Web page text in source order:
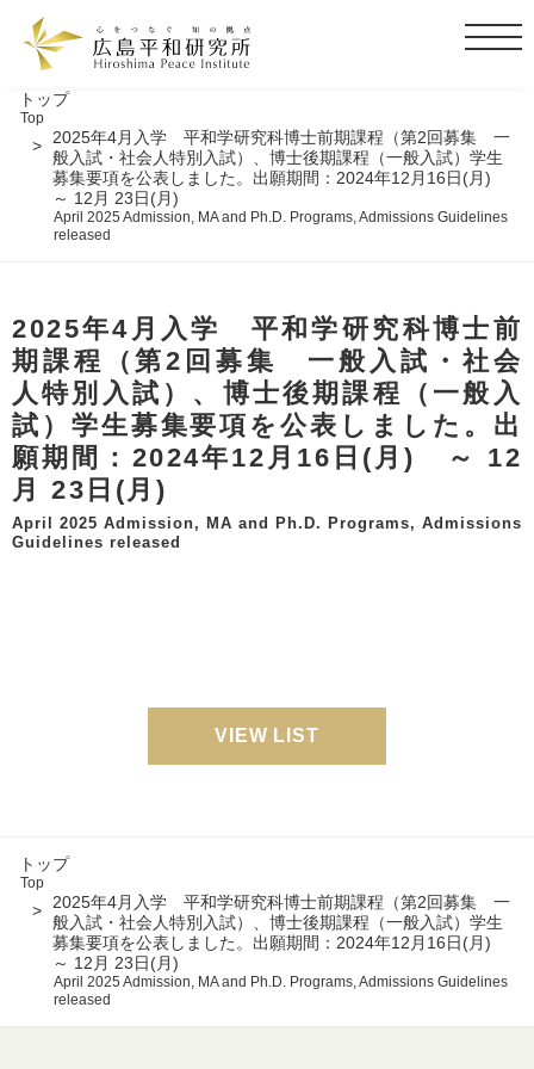
t
l
g
a
i
o
n
トップ
Top
2025年4月入学 平和学研究科博士前期課程（第2回募集 一
般入試・社会人特別入試）、博士後期課程（一般入試）学生
募集要項を公表しました。出願期間：2024年12月16日(月)
～ 12月 23日(月)
April 2025 Admission, MA and Ph.D. Programs, Admissions Guidelines
released
2025年4月入学 平和学研究科博士前
期課程（第2回募集 一般入試・社会
人特別入試）、博士後期課程（一般入
試）学生募集要項を公表しました。出
願期間：2024年12月16日(月) ～ 12
月 23日(月)
April 2025 Admission, MA and Ph.D. Programs, Admissions
Guidelines released
VIEW LIST
トップ
Top
2025年4月入学 平和学研究科博士前期課程（第2回募集 一
般入試・社会人特別入試）、博士後期課程（一般入試）学生
募集要項を公表しました。出願期間：2024年12月16日(月)
～ 12月 23日(月)
April 2025 Admission, MA and Ph.D. Programs, Admissions Guidelines
released